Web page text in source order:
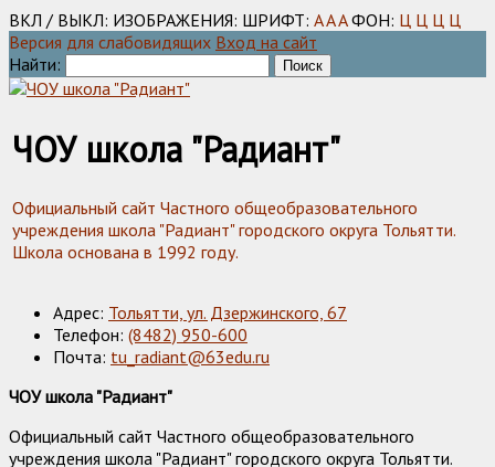
ВКЛ / ВЫКЛ: ИЗОБРАЖЕНИЯ: ШРИФТ: AAA ФОН: Ц Ц Ц Ц
Версия для слабовидящих Вход на сайт
Найти:
ЧОУ школа "Радиант"
Официальный сайт Частного общеобразовательного
учреждения школа "Радиант" городского округа Тольятти.
Школа основана в 1992 году.
Адрес: Тольятти, ул. Дзержинского, 67
Телефон: (8482) 950-600
Почта: tu_radiant@63edu.ru
ЧОУ школа "Радиант"
Официальный сайт Частного общеобразовательного
учреждения школа "Радиант" городского округа Тольятти.